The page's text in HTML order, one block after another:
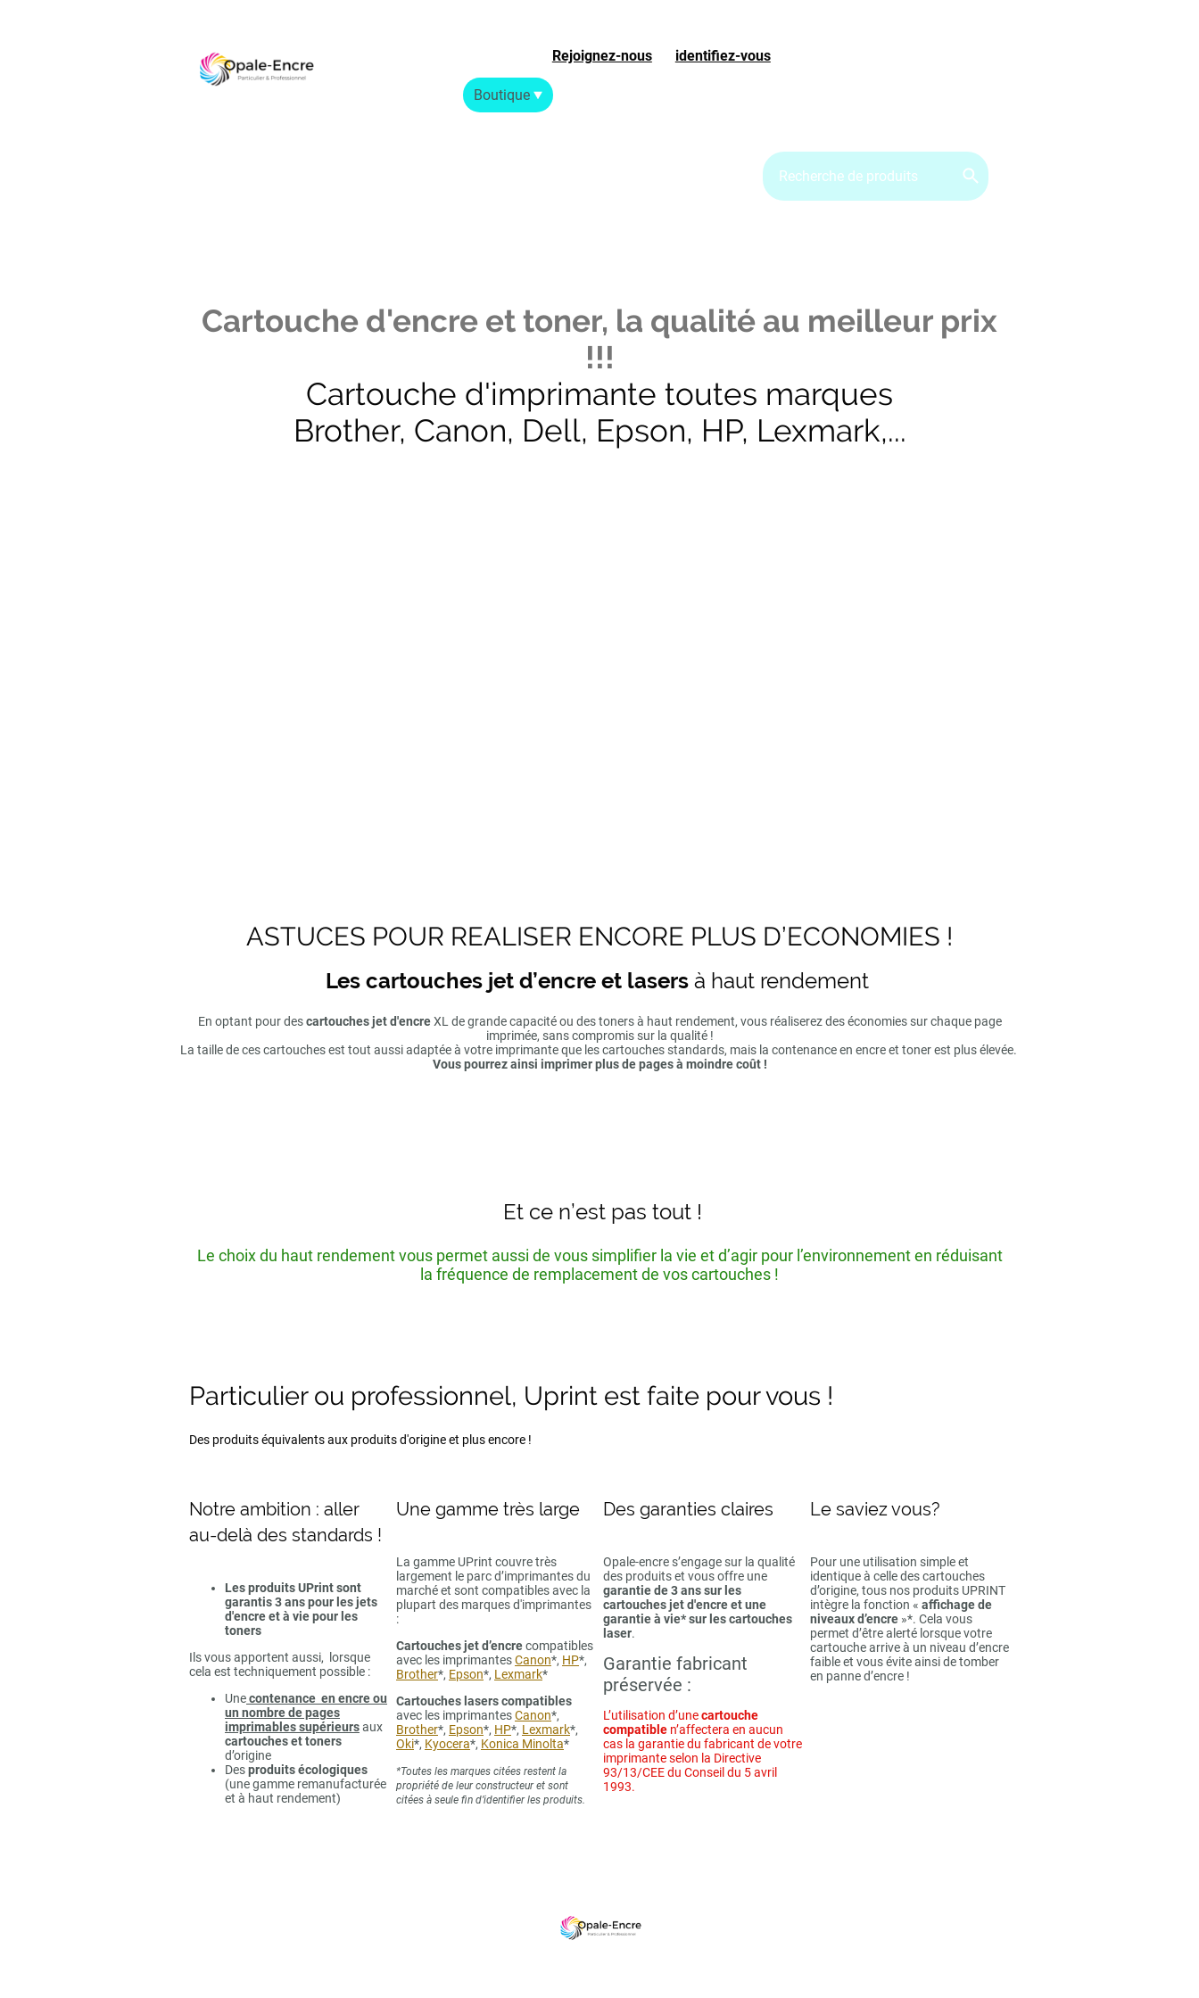
Rejoignez-nousou identifiez-vous
Boutique
Cartouche d'encre et toner, la qualité au meilleur prix
!!!
Cartouche d'imprimante toutes marques
Brother, Canon, Dell, Epson, HP, Lexmark,...
ASTUCES POUR REALISER ENCORE PLUS D’ECONOMIES !
Les cartouches jet d’encre et lasersà haut rendement
En optant pour descartouches jet d'encreXL de grande capacité ou des toners à haut rendement, vous réaliserez des économies sur chaque page
imprimée, sans compromis sur la qualité !
La taille de ces cartouches est tout aussi adaptée à votre imprimante que les cartouches standards, mais la contenance en encre et toner est plus élevée.
Vous pourrez ainsi imprimer plus de pages à moindre coût !
Et ce n’est pas tout !
Le choix du haut rendement vous permet aussi de vous simplifier la vie et d’agir pour l’environnement en réduisant
la fréquence de remplacement de vos cartouches !
Particulier ou professionnel, Uprint est faite pour vous !
Des produits équivalents aux produits d'origine et plus encore !
Notre ambition : aller
au-delà des standards !
Les produits UPrint sont
garantis 3 ans pour les jets
d'encre et à vie pour les
toners
Ils vous apportent aussi, lorsque
cela est techniquement possible :
Unecontenance en encre ou
un nombre de pages
imprimables supérieursaux
cartouches et toners
d’origine
Desproduits écologiques
(une gamme remanufacturée
et à haut rendement)
Une gamme très large
La gamme UPrint couvre très
largement le parc d’imprimantes du
marché et sont compatibles avec la
plupart des marques d'imprimantes
:
Cartouches jet d’encrecompatibles
avec les imprimantesCanon*, HP*,
Brother*, Epson*, Lexmark*
Cartouches lasers compatibles
avec les imprimantesCanon*,
Brother*, Epson*, HP*, Lexmark*,
Oki*, Kyocera*, Konica Minolta*
*Toutes les marques citées restent la
propriété de leur constructeur et sont
citées à seule fin d’identifier les produits.
Des garanties claires
Opale-encre s’engage sur la qualité
des produits et vous offre une
garantie de 3 ans sur les
cartouches jet d'encre et une
garantie à vie* sur les cartouches
laser.
Garantie fabricant
préservée :
L’utilisation d’unecartouche
compatible n’affectera en aucun
cas la garantie du fabricant de votre
imprimante selon la Directive
93/13/CEE du Conseil du 5 avril
1993.
Le saviez vous?
Pour une utilisation simple et
identique à celle des cartouches
d’origine, tous nos produits UPRINT
intègre la fonction « affichage de
niveaux d’encre »*. Cela vous
permet d’être alerté lorsque votre
cartouche arrive à un niveau d’encre
faible et vous évite ainsi de tomber
en panne d’encre !